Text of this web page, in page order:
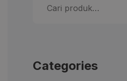
untuk:
Categories